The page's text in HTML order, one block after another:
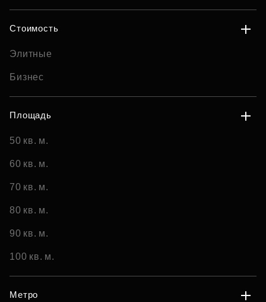
Стоимость
Элитные
Бизнес
Площадь
50 кв. м.
60 кв. м.
70 кв. м.
80 кв. м.
90 кв. м.
100 кв. м.
Метро